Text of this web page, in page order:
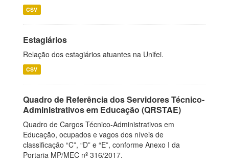
CSV
Estagiários
Relação dos estagiários atuantes na Unifei.
CSV
Quadro de Referência dos Servidores Técnico-
Administrativos em Educação (QRSTAE)
Quadro de Cargos Técnico-Administrativos em
Educação, ocupados e vagos dos níveis de
classificação “C”, “D” e “E”, conforme Anexo I da
Portaria MP/MEC nº 316/2017.